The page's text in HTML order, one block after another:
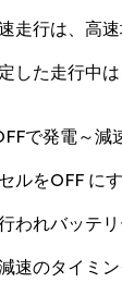
走行は、高
した走行中
で発電～減
ルをOFF に
われバッテリ
速のタイミ